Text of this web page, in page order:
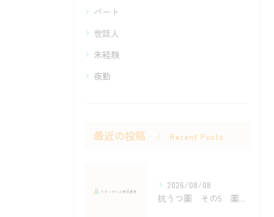
パート
世話人
未経験
夜勤
最近の投稿 Recent Posts
2026/08/08
抗うつ薬 その5 薬の知識を活かした助言